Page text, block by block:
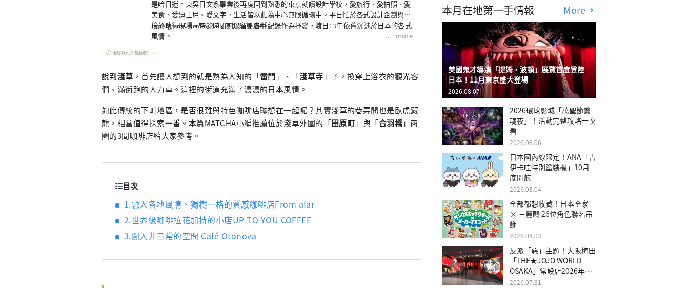
是哈日迷。 東吳日文系畢業後再度回到熟悉的東京就讀設計學校，愛旅行、愛拍照、愛
美食、愛迪士尼、愛文字，生活皆以此為中心無限循環中。平日忙於各式設計企劃與穿
梭於執行現場，空餘時間則以留下各種紀錄作為抒發，渡日13年依舊沉迷於日本的各式
風情。
Instergram：kenko_chiu 不定時更新中
more
本服務包含贊助廣告。
說到淺草 ，首先讓人想到的就是熟為人知的「雷門 」、「淺草寺 」了，換穿上浴衣的觀光客
們、滿街跑的人力車。這裡的街道充滿了濃濃的日本風情。
如此傳統的下町地區，是否很難與特色咖啡店聯想在一起呢？其實淺草的巷弄間也是臥虎藏
龍，相當值得探索一番。本篇MATCHA小編推薦位於淺草外圍的「田原町」與「合羽橋」商
圈的3間咖啡店給大家參考。
目次
1.融入各地風情、獨樹一格的質感咖啡店From afar
2.世界級咖啡拉花加持的小店UP TO YOU COFFEE
3.闖入非日常的空間 Café Otonova
本月在地第一手情報 More
美國鬼才導演「提姆・波頓」展覽首度登陸
日本！11月東京盛大登場
2026.08.07
2026環球影城「萬聖節驚
魂夜」！活動完整攻略一次
看
2026.08.06
日本國內線限定！ANA「吉
伊卡哇特別塗裝機」10月
底開航
2026.08.04
全部都想收藏！日本全家
× 三麗鷗 26位角色聯名吊
飾
2026.08.03
反派「惡」主題！大阪梅田
「THE★JOJO WORLD
OSAKA」常設店2026年冬
季開幕
2026.07.31